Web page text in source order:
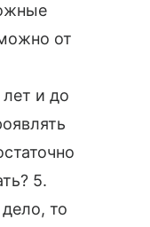
от
и до
5.
то